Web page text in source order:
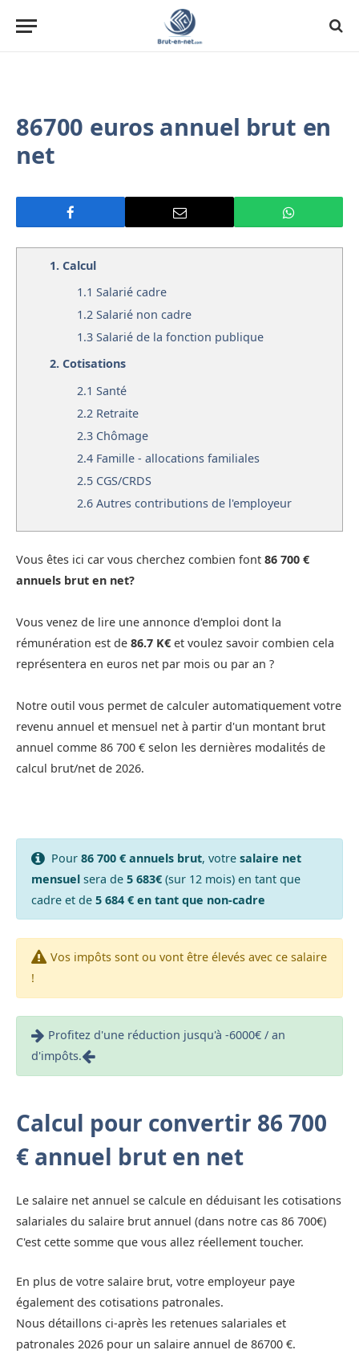
86700 euros annuel brut en
net
1. Calcul
1.1 Salarié cadre
1.2 Salarié non cadre
1.3 Salarié de la fonction publique
2. Cotisations
2.1 Santé
2.2 Retraite
2.3 Chômage
2.4 Famille - allocations familiales
2.5 CGS/CRDS
2.6 Autres contributions de l'employeur
Vous êtes ici car vous cherchez combien font 86 700 €
annuels brut en net?
Vous venez de lire une annonce d'emploi dont la
rémunération est de 86.7 K€ et voulez savoir combien cela
représentera en euros net par mois ou par an ?
Notre outil vous permet de calculer automatiquement votre
revenu annuel et mensuel net à partir d'un montant brut
annuel comme 86 700 € selon les dernières modalités de
calcul brut/net de 2026.
Pour 86 700 € annuels brut, votre salaire net
mensuelsera de 5 683€(sur 12 mois) en tant que
cadre et de 5 684 € en tant que non-cadre
Vos impôts sont ou vont être élevés avec ce salaire
!
Profitez d'une réduction jusqu'à -6000€ / an
d'impôts.
Calcul pour convertir 86 700
€ annuel brut en net
Le salaire net annuel se calcule en déduisant les cotisations
salariales du salaire brut annuel (dans notre cas 86 700€)
C'est cette somme que vous allez réellement toucher.
En plus de votre salaire brut, votre employeur paye
également des cotisations patronales.
Nous détaillons ci-après les retenues salariales et
patronales 2026 pour un salaire annuel de 86700 €.